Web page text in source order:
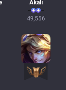
Akali
49,556